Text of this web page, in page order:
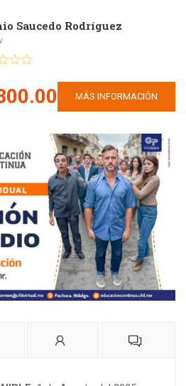
Saucedo Rodríguez
MÁS INFORMACIÓN